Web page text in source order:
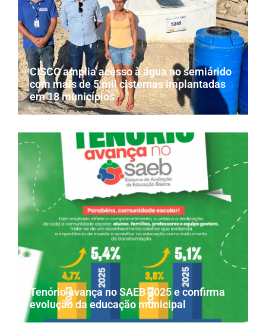
CISCO amplia acesso à água no semiárido
com mais de 5 mil cisternas implantadas
em 18 municípios
Tenório avança no SAEB 2025 e confirma
evolução da educação municipal